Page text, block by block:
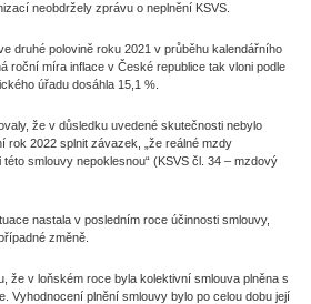
neobdržely zprávu o neplnění KSVS.
druhé polovině roku 2021 v průběhu kalendářního
roční míra inflace v České republice tak vloni podle
úřadu dosáhla 15,1 %.
že v důsledku uvedené skutečnosti nebylo
rok 2022 splnit závazek, „že reálné mzdy
smlouvy nepoklesnou“ (KSVS čl. 34 – mzdový
nastala v posledním roce účinnosti smlouvy,
změně.
že v loňském roce byla kolektivní smlouva plněna s
Vyhodnocení plnění smlouvy bylo po celou dobu její